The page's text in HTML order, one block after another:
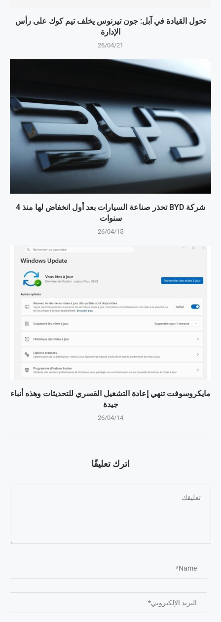
تحول القيادة في آبل: جون تيرنوس يخلف تيم كوك على رأس
الإدارة
26/04/21
شركة BYD تحذر صناعة السيارات بعد أول انخفاض لها منذ 4
سنوات
26/04/15
مايكروسوفت تنهي إعادة التشغيل القسري للتحديثات وهذه أنباء
جيدة
26/04/14
اترك تعليقًا